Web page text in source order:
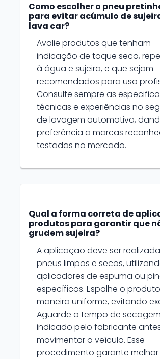
Como escolher o pneu
para evitar acúmulo de
lava car?
Avalie produtos que tenham
indicação de toque seco,
à água e sujeira, e que sejam
recomendados para uso
Consulte sempre as
técnicas e experiências no
de lavagem automotiva,
preferência a marcas
testadas no mercado.
Qual a forma correta de
produtos para garantir que
grudem sujeira?
A aplicação deve ser
pneus limpos e secos,
aplicadores de espuma ou
específicos. Espalhe o
maneira uniforme, evitando
Aguarde o tempo de secagem
indicado pelo fabricante
movimentar o veículo. Esse
procedimento garante melhor